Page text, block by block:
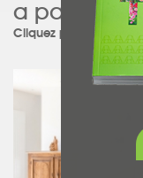
a participé
Cliquez pour